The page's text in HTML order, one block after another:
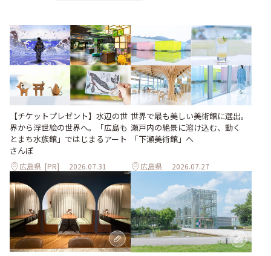
【チケットプレゼント】水辺の世
界から浮世絵の世界へ。「広島も
とまち水族館」ではじまるアート
さんぽ
広島県 [PR] 2026.07.31
世界で最も美しい美術館に選出。
瀬戸内の絶景に溶け込む、動く
「下瀬美術館」へ
広島県 2026.07.27